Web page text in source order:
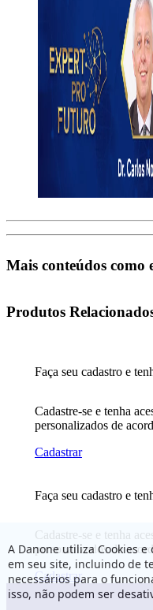
Mais conteúdos como
Produtos
Faça seu cadastro e
Cadastre-se e tenha
personalizados de
Cadastrar
Faça seu cadastro e
Cadastre-se e tenha
personalizados de
Cadastrar
A Danone utiliza Cookies
em seu site, incluindo de
necessários para o
isso, não podem ser